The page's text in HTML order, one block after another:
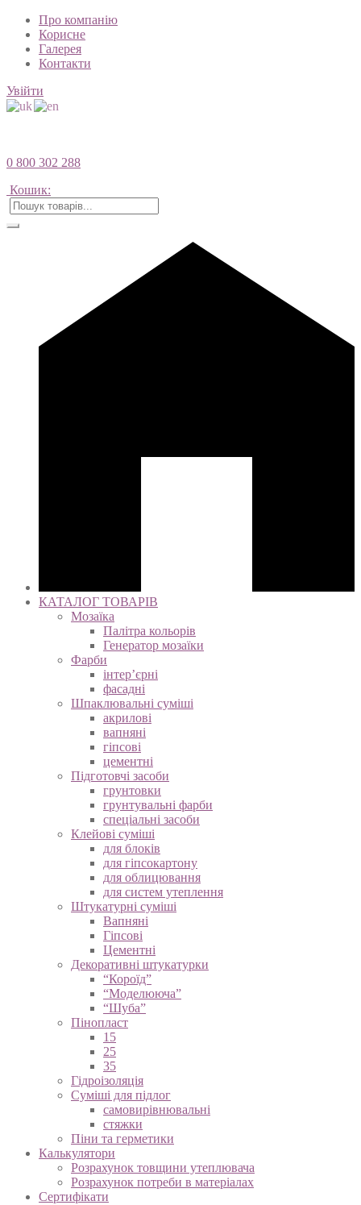
Про компанію
Корисне
Галерея
Контакти
Увійти
0 800 302 288
Кошик:
КАТАЛОГ ТОВАРІВ
Мозаїка
Палітра кольорів
Генератор мозаїки
Фарби
інтер’єрні
фасадні
Шпаклювальні суміші
акрилові
вапняні
гіпсові
цементні
Підготовчі засоби
грунтовки
грунтувальні фарби
спеціальні засоби
Клейові суміші
для блоків
для гіпсокартону
для облицювання
для систем утеплення
Штукатурні суміші
Вапняні
Гіпсові
Цементні
Декоративні штукатурки
“Короїд”
“Моделююча”
“Шуба”
Пінопласт
15
25
35
Гідроізоляція
Суміші для підлог
самовирівнювальні
стяжки
Піни та герметики
Калькулятори
Розрахунок товщини утеплювача
Розрахунок потреби в матеріалах
Сертифікати